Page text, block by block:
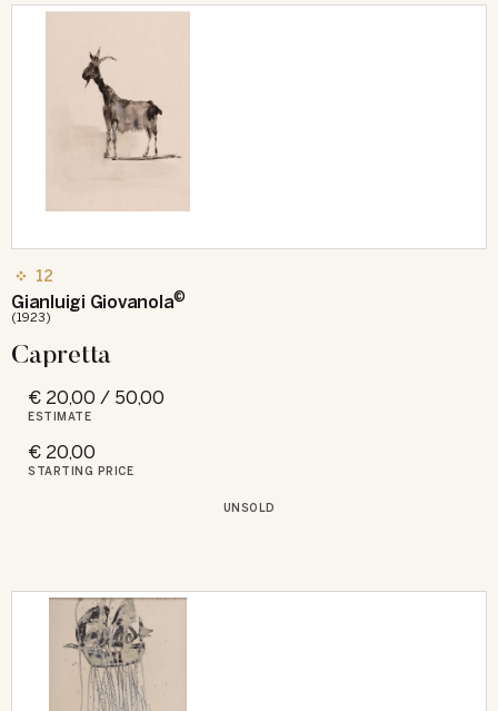
12
Gianluigi Giovanola©
(1923)
Capretta
€ 20,00 / 50,00
ESTIMATE
€ 20,00
STARTING PRICE
UNSOLD